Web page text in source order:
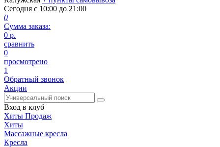
Сегодня с 10:00 до 21:00
0
Сумма заказа:
0 р.
сравнить
0
просмотрено
1
Обратный звонок
Акции
Вход в клуб
Хиты Продаж
Хиты
Массажные кресла
Кресла